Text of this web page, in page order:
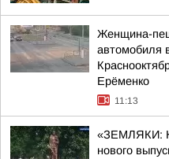
Женщина-
автомобиля
Ерёменко
11:13
«ЗЕМЛЯКИ:
нового